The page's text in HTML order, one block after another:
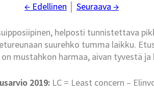
← Edellinen Seuraava →
helposti tunnistettava
suurehko tumma laikku.
mustahkon harmaa, aivan tyvestä
2019: LC = Least concern –